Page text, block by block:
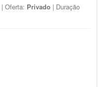
| Oferta: Privado | Duração